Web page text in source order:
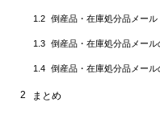
1.2 倒産品・在庫処分品メール
1.3 倒産品・在庫処分品メール
1.4 倒産品・在庫処分品メー
2 まとめ